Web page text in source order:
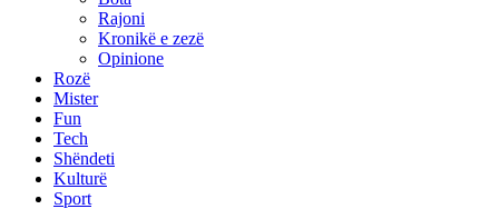
Rajoni
Kronikë e zezë
Opinione
Rozë
Mister
Fun
Tech
Shëndeti
Kulturë
Sport